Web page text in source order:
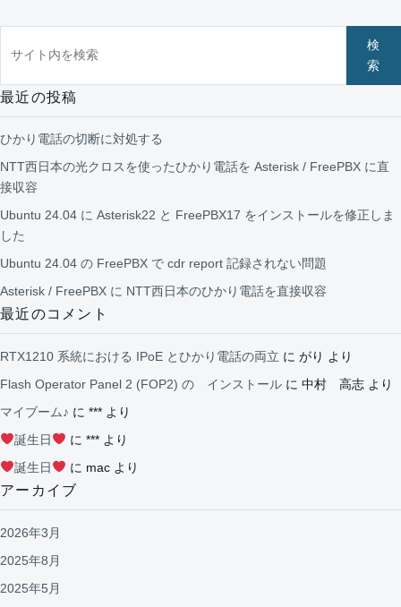
検
索
最近の投稿
ひかり電話の切断に対処する
NTT西日本の光クロスを使ったひかり電話を Asterisk / FreePBX に直
接収容
Ubuntu 24.04 に Asterisk22 と FreePBX17 をインストールを修正しま
した
Ubuntu 24.04 の FreePBX で cdr report 記録されない問題
Asterisk / FreePBX に NTT西日本のひかり電話を直接収容
最近のコメント
RTX1210 系統における IPoE とひかり電話の両立 に がり より
Flash Operator Panel 2 (FOP2) の インストール に 中村 高志 より
マイブーム♪ に *** より
誕生日
に ***より
誕生日
に macより
アーカイブ
2026年3月
2025年8月
2025年5月